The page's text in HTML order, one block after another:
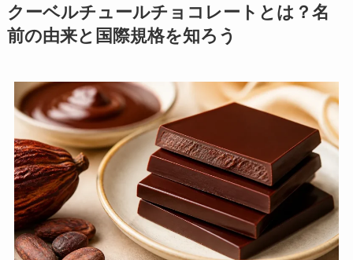
クーベルチュールチョコレートとは？名
前の由来と国際規格を知ろう